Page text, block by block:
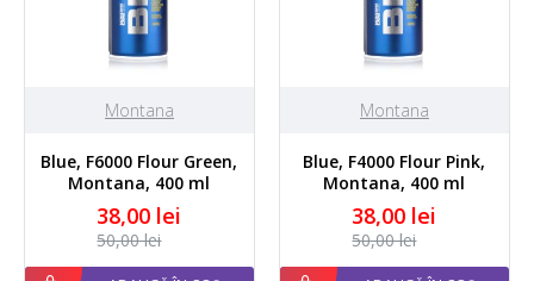
Montana
Blue, F6000 Flour Green,
Montana, 400 ml
38,00 lei
50,00 lei
Montana
Blue, F4000 Flour Pink,
Montana, 400 ml
38,00 lei
50,00 lei